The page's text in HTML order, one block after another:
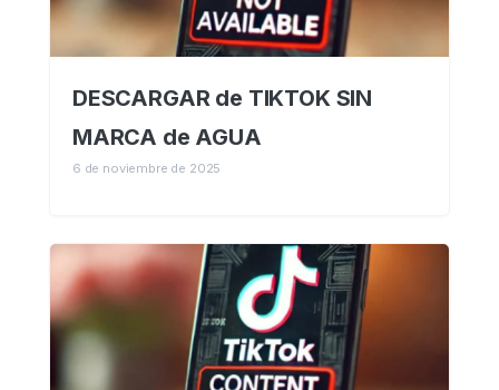
DESCARGAR de TIKTOK SIN
MARCA de AGUA
6 de noviembre de 2025